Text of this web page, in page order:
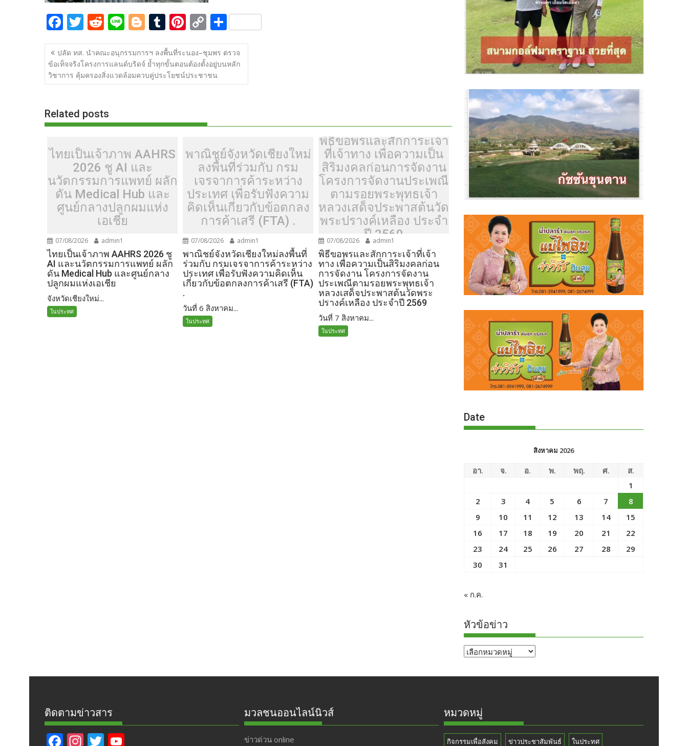
F
ac
e
b
o
k
T
w
itt
er
R
e
d
di
t
Li
n
e
Bl
o
g
g
er
T
u
m
bl
r
Pi
nt
er
e
st
C
o
p
y
Li
k
S
h
ar
e
แนะแนว
เรื่อง
ปลัด ทส. นำคณะอนุกรรมการฯ ลงพื้นที่ระนอง–ชุมพร ตรวจ
ข้อเท็จจริงโครงการแลนด์บริดจ์ ย้ำทุกขั้นตอนต้องตั้งอยู่บนหลัก
วิชาการ คุ้มครองสิ่งแวดล้อมควบคู่ประโยชน์ประชาชน
Related posts
ไทยเป็นเจ้าภาพ AAHRS
2026 ชู AI และ
นวัตกรรมการแพทย์ ผลัก
ดัน Medical Hub และ
ศูนย์กลางปลูกผมแห่ง
เอเชีย
07/08/2026 admin1
ไทยเป็นเจ้าภาพ AAHRS 2026 ชู
AI และนวัตกรรมการแพทย์ ผลัก
ดัน Medical Hub และศูนย์กลาง
ปลูกผมแห่งเอเชีย
จังหวัดเชียงใหม่...
ในประทศ
พาณิชย์จังหวัดเชียงใหม่
ลงพื้นที่ร่วมกับ กรม
เจรจาการค้าระหว่าง
ประเทศ เพื่อรับฟังความ
คิดเห็นเกี่ยวกับข้อตกลง
การค้าเสรี (FTA) .
07/08/2026 admin1
พาณิชย์จังหวัดเชียงใหม่ลงพื้นที่
ร่วมกับ กรมเจรจาการค้าระหว่าง
ประเทศ เพื่อรับฟังความคิดเห็น
เกี่ยวกับข้อตกลงการค้าเสรี (FTA)
.
วันที่ 6 สิงหาคม...
ในประทศ
พิธีขอพรและสักการะเจ้า
ที่เจ้าทาง เพื่อความเป็น
สิริมงคลก่อนการจัดงาน
โครงการจัดงานประเพณี
ตามรอยพระพุทธเจ้า
หลวงเสด็จประพาสต้นวัด
พระปรางค์เหลือง ประจำ
ปี 2569
07/08/2026 admin1
พิธีขอพรและสักการะเจ้าที่เจ้า
ทาง เพื่อความเป็นสิริมงคลก่อน
การจัดงาน โครงการจัดงาน
ประเพณีตามรอยพระพุทธเจ้า
หลวงเสด็จประพาสต้นวัดพระ
ปรางค์เหลือง ประจำปี 2569
วันที่ 7 สิงหาคม...
ในประทศ
Date
สิงหาคม 2026
อา. จ. อ. พ. พฤ. ศ.
ส.
1
2
3 4 5 6 7
8
9
10 11 12 13 14
15
16
17 18 19 20 21
22
23
24 25 26 27 28
29
30
31
« ก.ค.
หัวข้อข่าว
หัวข้อ
ติดตามข่าวสาร
F In T
มวลชนออนไลน์นิวส์
ข่าวด่วน online
หมวดหมู่
กิจกรรมเพื่อสังคม ข่าวประชาสัมพันธ์ ในประทศ